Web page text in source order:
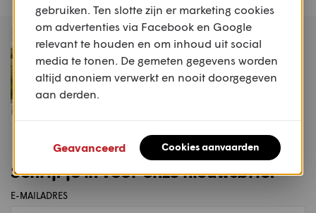
Motoren & Toerisme
2026 #2
Schrijf je in voor onze nieuwsbrief
E-MAILADRES
gebruiken. Ten slotte zijn er marketing cookies
om advertenties via Facebook en Google
relevant te houden en om inhoud uit social
media te tonen. De gemeten gegevens worden
altijd anoniem verwerkt en nooit doorgegeven
aan derden.
Geavanceerd Cookies aanvaarden